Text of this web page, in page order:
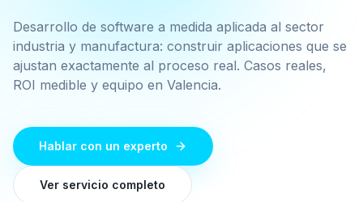
Desarrollo de software a medida aplicada al sector
industria y manufactura: construir aplicaciones que se
ajustan exactamente al proceso real. Casos reales,
ROI medible y equipo en Valencia.
Hablar con un experto
Ver servicio completo